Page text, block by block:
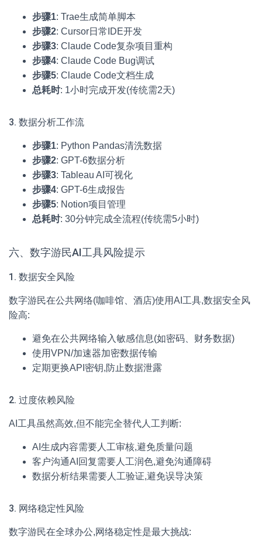
步骤1: Trae生成简单脚本
步骤2: Cursor日常IDE开发
步骤3: Claude Code复杂项目重构
步骤4: Claude Code Bug调试
步骤5: Claude Code文档生成
总耗时: 1小时完成开发(传统需2天)
3. 数据分析工作流
步骤1: Python Pandas清洗数据
步骤2: GPT-6数据分析
步骤3: Tableau AI可视化
步骤4: GPT-6生成报告
步骤5: Notion项目管理
总耗时: 30分钟完成全流程(传统需5小时)
六、数字游民AI工具风险提示
1. 数据安全风险
数字游民在公共网络(咖啡馆、酒店)使用AI工具,数据安全风
险高:
避免在公共网络输入敏感信息(如密码、财务数据)
使用VPN/加速器加密数据传输
定期更换API密钥,防止数据泄露
2. 过度依赖风险
AI工具虽然高效,但不能完全替代人工判断:
AI生成内容需要人工审核,避免质量问题
客户沟通AI回复需要人工润色,避免沟通障碍
数据分析结果需要人工验证,避免误导决策
3. 网络稳定性风险
数字游民在全球办公,网络稳定性是最大挑战: